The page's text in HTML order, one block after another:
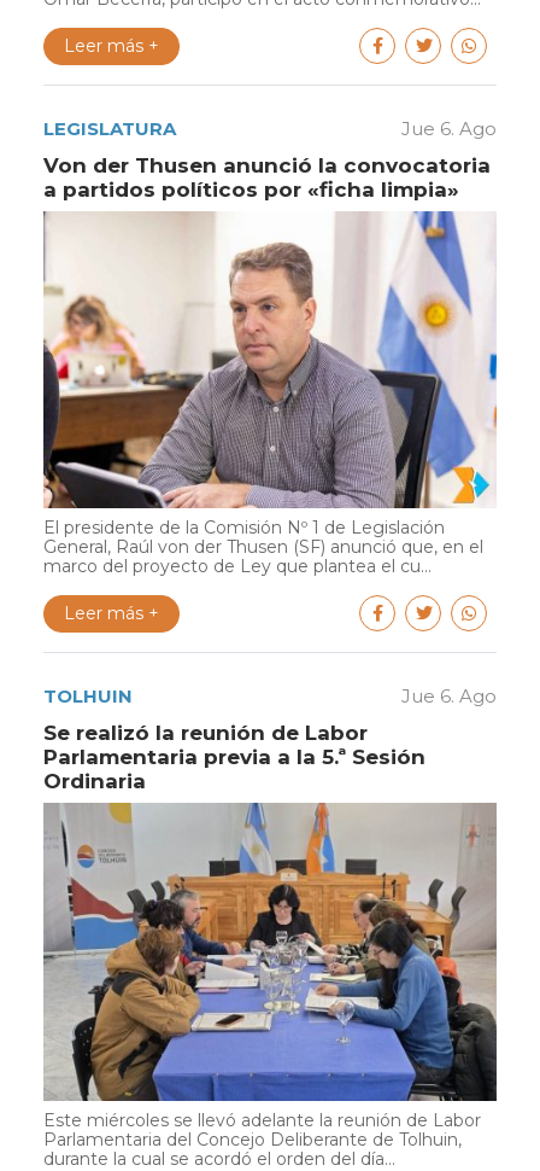
Leer más +
LEGISLATURA Jue 6. Ago
Von der Thusen anunció la convocatoria
a partidos políticos por «ficha limpia»
El presidente de la Comisión Nº 1 de Legislación
General, Raúl von der Thusen (SF) anunció que, en el
marco del proyecto de Ley que plantea el cu...
Leer más +
TOLHUIN Jue 6. Ago
Se realizó la reunión de Labor
Parlamentaria previa a la 5.ª Sesión
Ordinaria
Este miércoles se llevó adelante la reunión de Labor
Parlamentaria del Concejo Deliberante de Tolhuin,
durante la cual se acordó el orden del día...